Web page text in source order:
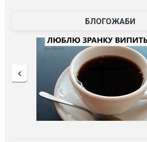
БЛОГОЖАБИ